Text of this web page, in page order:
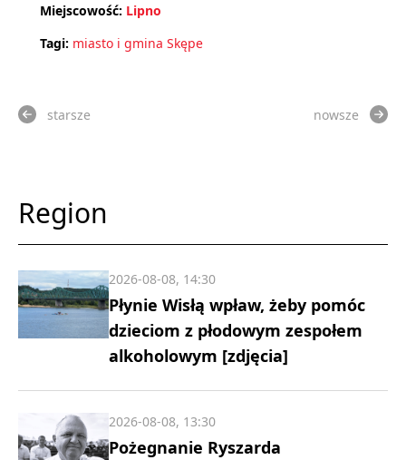
Miejscowość: Lipno
Tagi: miasto i gmina Skępe
starsze nowsze
Region
Płynie Wisłą wpław, żeby pomóc
dzieciom z płodowym zespołem
alkoholowym [zdjęcia]
2026-08-08, 14:30
Pożegnanie Ryszarda
2026-08-08, 13:30